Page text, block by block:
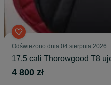
Odświeżono dnia 04 sierpnia 2026
17,5 cali Thorowgood T8
4 800 zł